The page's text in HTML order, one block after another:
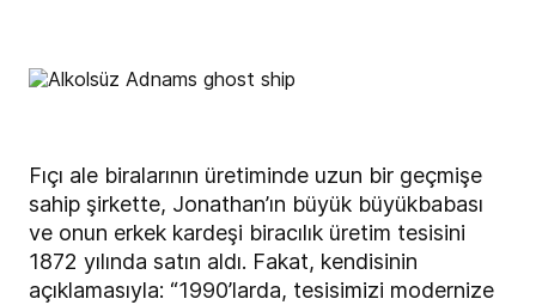
Fıçı ale biralarının üretiminde uzun bir geçmişe
sahip şirkette, Jonathan’ın büyük büyükbabası
ve onun erkek kardeşi biracılık üretim tesisini
1872 yılında satın aldı. Fakat, kendisinin
açıklamasıyla: “1990’larda, tesisimizi modernize